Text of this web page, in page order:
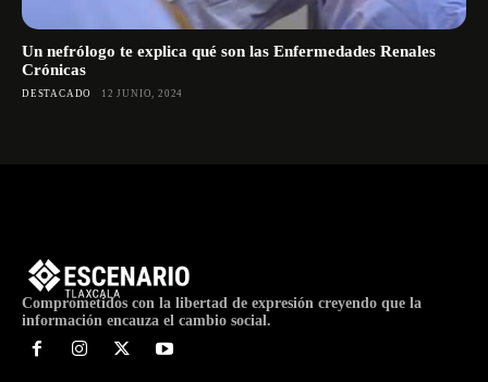
Un nefrólogo te explica qué son las Enfermedades Renales
Crónicas
DESTACADO 12 JUNIO, 2024
Comprometidos con la libertad de expresión creyendo que la
información encauza el cambio social.